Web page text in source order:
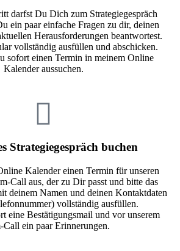
darfst Du Dich zum Strategiegespräch
ein paar einfache Fragen zu dir, deinen
Herausforderungen beantwortest.
vollständig ausfüllen und abschicken.
sofort einen Termin in meinem Online
Kalender aussuchen.
Strategiegespräch buchen
Kalender einen Termin für unseren
Call aus, der zu Dir passt und bitte das
deinem Namen und deinen Kontaktdaten
vollständig ausfüllen.
eine Bestätigungsmail und vor unserem
Call ein paar Erinnerungen.